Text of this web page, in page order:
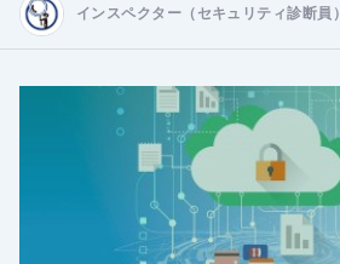
インスペクター（セキュリティ診断員）